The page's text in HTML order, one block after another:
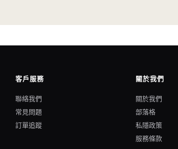
客戶服務
聯絡我們
常見問題
訂單追蹤
關於我們
關於我們
部落格
私隱政策
服務條款